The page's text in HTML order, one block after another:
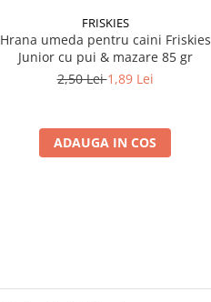
FRISKIES
Hrana umeda pentru caini Friskies
Junior cu pui & mazare 85 gr
2,50 Lei1,89 Lei
ADAUGA IN COS